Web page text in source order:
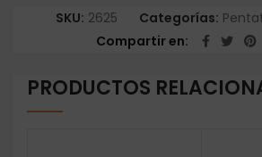
SKU: 2625 Categorías:
Compartir en
PRODUCTOS